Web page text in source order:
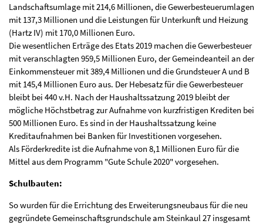
Landschaftsumlage mit 214,6 Millionen, die Gewerbesteuerumlagen
mit 137,3 Millionen und die Leistungen für Unterkunft und Heizung
(Hartz IV) mit 170,0 Millionen Euro.
Die wesentlichen Erträge des Etats 2019 machen die Gewerbesteuer
mit veranschlagten 959,5 Millionen Euro, der Gemeindeanteil an der
Einkommensteuer mit 389,4 Millionen und die Grundsteuer A und B
mit 145,4 Millionen Euro aus. Der Hebesatz für die Gewerbesteuer
bleibt bei 440 v.H. Nach der Haushaltssatzung 2019 bleibt der
mögliche Höchstbetrag zur Aufnahme von kurzfristigen Krediten bei
500 Millionen Euro. Es sind in der Haushaltssatzung keine
Kreditaufnahmen bei Banken für Investitionen vorgesehen.
Als Förderkredite ist die Aufnahme von 8,1 Millionen Euro für die
Mittel aus dem Programm "Gute Schule 2020" vorgesehen.
Schulbauten:
So wurden für die Errichtung des Erweiterungsneubaus für die neu
gegründete Gemeinschaftsgrundschule am Steinkaul 27 insgesamt